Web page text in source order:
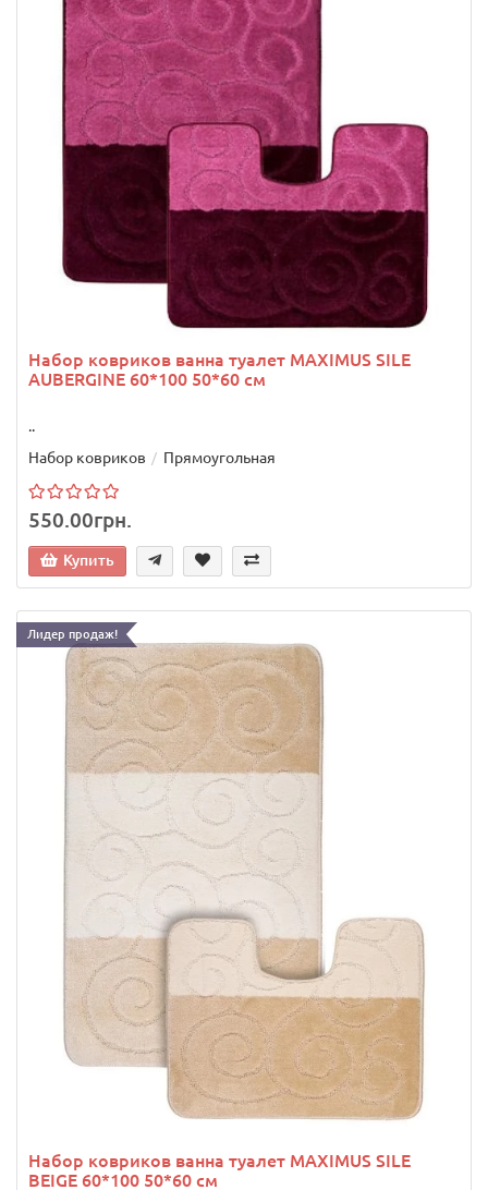
Набор ковриков ванна туалет MAXIMUS SILE
AUBERGINE 60*100 50*60 см
..
Набор ковриков
Прямоугольная
550.00грн.
Купить
Лидер продаж!
Набор ковриков ванна туалет MAXIMUS SILE
BEIGE 60*100 50*60 см